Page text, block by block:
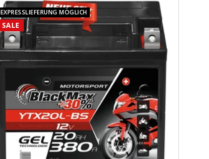
EXPRESSLIEFERUNG MÖGLICH
SALE